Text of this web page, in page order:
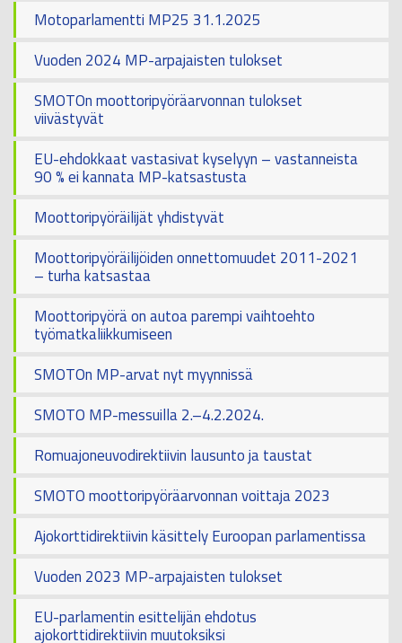
Motoparlamentti MP25 31.1.2025
Vuoden 2024 MP-arpajaisten tulokset
SMOTOn moottoripyöräarvonnan tulokset
viivästyvät
EU-ehdokkaat vastasivat kyselyyn – vastanneista
90 % ei kannata MP-katsastusta
Moottoripyöräilijät yhdistyvät
Moottoripyöräilijöiden onnettomuudet 2011-2021
– turha katsastaa
Moottoripyörä on autoa parempi vaihtoehto
työmatkaliikkumiseen
SMOTOn MP-arvat nyt myynnissä
SMOTO MP-messuilla 2.–4.2.2024.
Romuajoneuvodirektiivin lausunto ja taustat
SMOTO moottoripyöräarvonnan voittaja 2023
Ajokorttidirektiivin käsittely Euroopan parlamentissa
Vuoden 2023 MP-arpajaisten tulokset
EU-parlamentin esittelijän ehdotus
ajokorttidirektiivin muutoksiksi